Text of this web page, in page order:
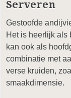
Serveren
Gestoofde
Het is heerlijk als
kan ook als
combinatie met
verse kruiden,
smaakdimensie.